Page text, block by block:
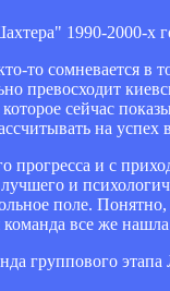
1990-2000-х
то сомневается в
превосходит
которое сейчас
на успех
прогресса и с
лучшего и
поле. Понятно,
все же
группового